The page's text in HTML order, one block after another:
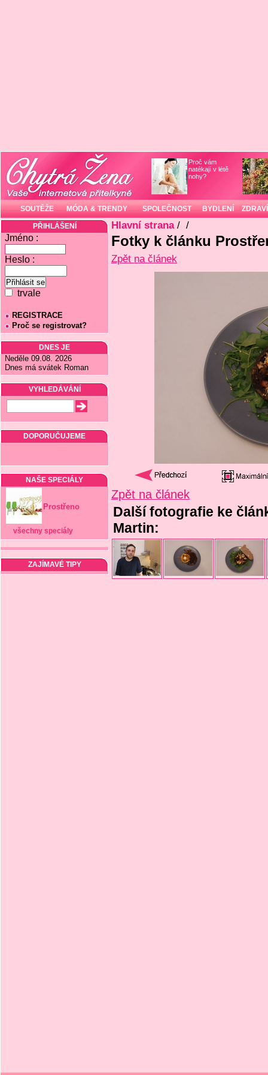
Proč vám
natékají v létě
nohy?
SOUTĚŽE MÓDA & TRENDY SPOLEČNOST BYDLENÍ ZDRAVÍ
PŘIHLÁŠENÍ
Jméno :
Heslo :
trvale
REGISTRACE
Proč se registrovat?
DNES JE
Neděle 09.08. 2026
Dnes má svátek Roman
VYHLEDÁVÁNÍ
DOPORUČUJEME
NAŠE SPECIÁLY
Prostřeno
všechny speciály
ZAJÍMAVÉ TIPY
Hlavní strana/ /
Fotky k článku
Zpět na článek
Zpět na článek
Další fotografie ke
Martin: